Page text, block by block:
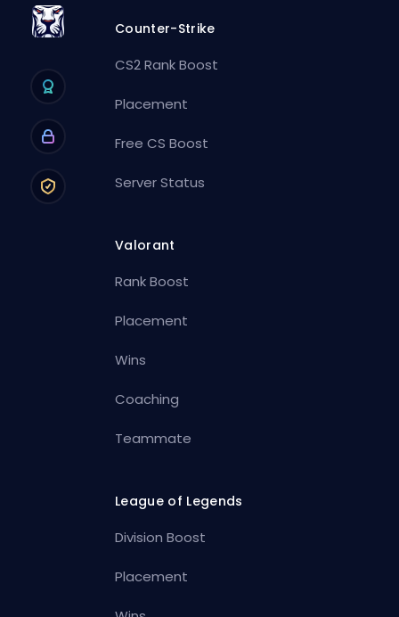
Counter-Strike
CS2 Rank Boost
Placement
Free CS Boost
Server Status
Valorant
Rank Boost
Placement
Wins
Coaching
Teammate
League of Legends
Division Boost
Placement